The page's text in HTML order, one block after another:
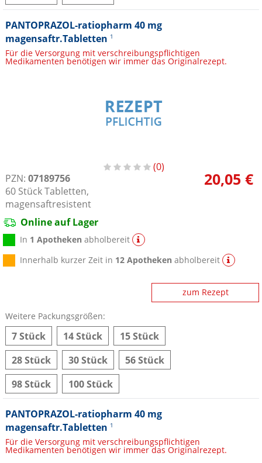
PANTOPRAZOL-ratiopharm 40 mg
magensaftr.Tabletten 1
Für die Versorgung mit verschreibungspflichtigen
Medikamenten benötigen wir immer das Originalrezept.
0
PZN: 07189756
60 Stück Tabletten,
magensaftresistent
20,05 €
Online auf Lager
In 1 Apotheken abholbereit
Innerhalb kurzer Zeit in 12 Apotheken abholbereit
zum Rezept
Weitere Packungsgrößen:
7 Stück 14 Stück
15 Stück
28 Stück
30 Stück
56 Stück
98 Stück
100 Stück
PANTOPRAZOL-ratiopharm 40 mg
magensaftr.Tabletten 1
Für die Versorgung mit verschreibungspflichtigen
Medikamenten benötigen wir immer das Originalrezept.